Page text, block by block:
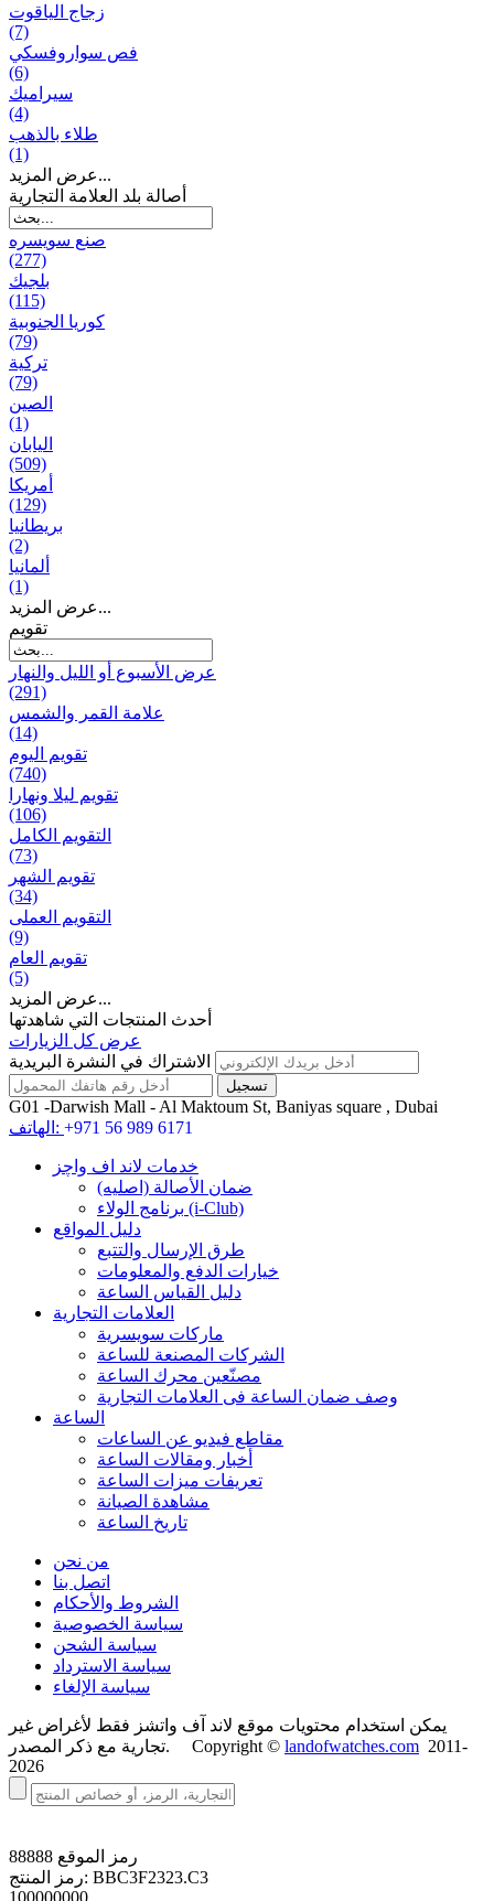
زجاج الياقوت
(7)
فص سواروفسكي
(6)
سيراميك
(4)
طلاء بالذهب
(1)
عرض المزيد...
أصالة بلد العلامة التجارية
صنع سویسره
(277)
بلجيك
(115)
كوريا الجنوبية
(79)
تركية
(79)
الصين
(1)
اليابان
(509)
أمريكا
(129)
بریطانیا
(2)
ألمانيا
(1)
عرض المزيد...
تقويم
عرض الأسبوع أو الليل والنهار
(291)
علامة القمر والشمس
(14)
تقویم الیوم
(740)
تقويم ليلا ونهارا
(106)
التقويم الكامل
(73)
تقويم الشهر
(34)
التقويم العملی
(9)
تقويم العام
(5)
عرض المزيد...
أحدث المنتجات التي شاهدتها
عرض كل الزيارات
الاشتراك في النشرة البريدية
G01 -Darwish Mall - Al Maktoum St, Baniyas square , Dubai
الهاتف: +971 56 989 6171
خدمات لاند اف واچز
ضمان الأصالة (اصلیه)
برنامج الولاء (i-Club)
دليل المواقع
طرق الإرسال والتتبع
خيارات الدفع والمعلومات
دليل القياس الساعة
العلامات التجارية
ماركات سويسرية
الشركات المصنعة للساعة
مصنّعين محرك الساعة
وصف ضمان الساعة فی العلامات التجارية
الساعة
مقاطع فيديو عن الساعات
أخبار ومقالات الساعة
تعريفات ميزات الساعة
مشاهدة الصيانة
تاريخ الساعة
من نحن
اتصل بنا
الشروط والأحكام
سياسة الخصوصية
سياسة الشحن
سياسة الاسترداد
سياسة الإلغاء
يمكن استخدام محتويات موقع لاند آف واتشز فقط لأغراض غير
تجارية مع ذكر المصدر. Copyright © landofwatches.com 2011-
2026
رمز الموقع 88888
رمز المنتج: BBC3F2323.C3
100000000